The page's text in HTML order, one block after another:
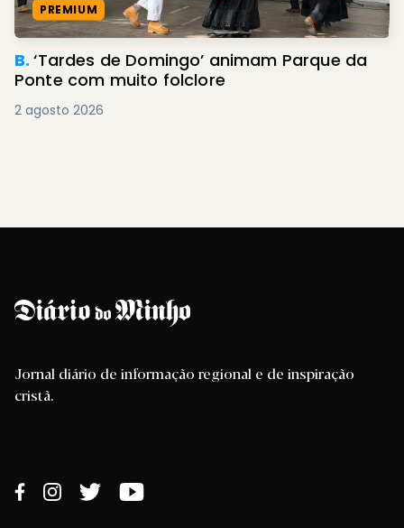
PREMIUM
B.‘Tardes de Domingo’ animam Parque da
Ponte com muito folclore
2 agosto 2026
Jornal diário de informação regional e de inspiração
cristã.